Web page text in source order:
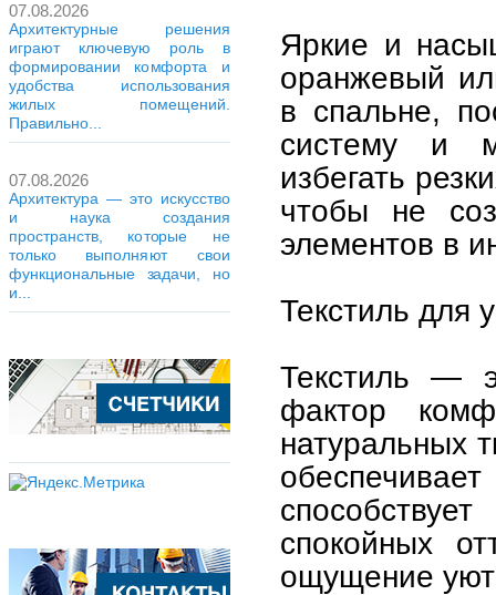
07.08.2026
Архитектурные решения
играют ключевую роль в
формировании комфорта и
удобства использования
жилых помещений.
Правильно...
07.08.2026
Архитектура — это искусство
и наука создания
пространств, которые не
только выполняют свои
функциональные задачи, но
и...
Яркие и
оранжевый
в спальне,
систему и
избегать
чтобы не
элементов в
Текстиль для
Текстиль —
фактор
натуральных
спокойных
ощущение